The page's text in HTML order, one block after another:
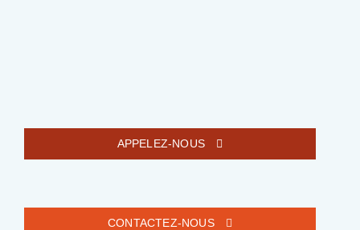
APPELEZ-NOUS
CONTACTEZ-NOUS